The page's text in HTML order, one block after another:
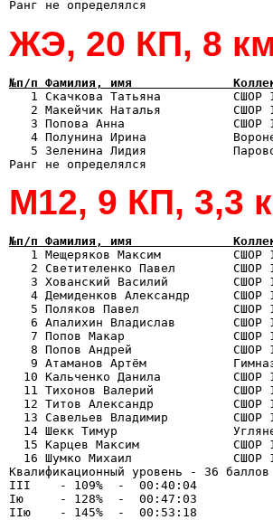
ЖЭ, 20 КП, 8
№п/п Фамилия, имя
1 Скачкова Татьяна          СШОР
2 Макейчик Наталья
3 Попова Анна
4 Полунина Ирина
5 Зеленина Лидия
М12, 9 КП, 3,3
№п/п Фамилия, имя
1 Мещеряков Максим
2 Светителенко Павел        СШОР
3 Хованский Василий         СШОР
4 Демиденков Александр      СШОР
5 Поляков Павел             СШОР
6 Апалихин Владислав        СШОР
7 Попов Макар
8 Попов Андрей
9 Атаманов Артём
10 Кальченко Данила
11 Тихонов Валерий           СШОР
12 Титов Александр
13 Савельев Владимир
14 Шекк Тимур
15 Карцев Максим
16 Шумко Михаил
Квалификационный уровень - 36 баллов
III    - 109%  -  00:40:04
Iю     - 128%  -  00:47:03